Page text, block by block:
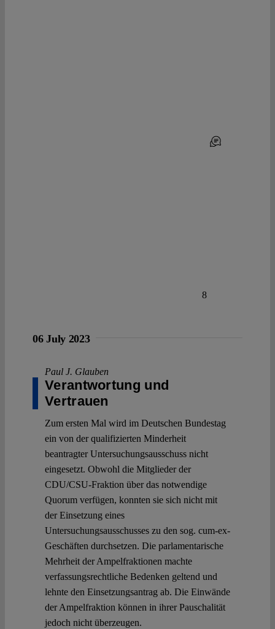
8
06 July 2023
Paul J. Glauben
Verantwortung und
Vertrauen
Zum ersten Mal wird im Deutschen Bundestag
ein von der qualifizierten Minderheit
beantragter Untersuchungsausschuss nicht
eingesetzt. Obwohl die Mitglieder der
CDU/CSU-Fraktion über das notwendige
Quorum verfügen, konnten sie sich nicht mit
der Einsetzung eines
Untersuchungsausschusses zu den sog. cum-ex-
Geschäften durchsetzen. Die parlamentarische
Mehrheit der Ampelfraktionen machte
verfassungsrechtliche Bedenken geltend und
lehnte den Einsetzungsantrag ab. Die Einwände
der Ampelfraktion können in ihrer Pauschalität
jedoch nicht überzeugen.